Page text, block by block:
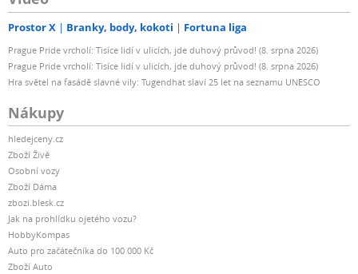
Prostor X Branky, body, kokoti Fortuna liga
Prague Pride vrcholí: Tisíce lidí v ulicích, jde duhový průvod! (8. srpna 2026)
Prague Pride vrcholí: Tisíce lidí v ulicích, jde duhový průvod! (8. srpna 2026)
Hra světel na fasádě slavné vily: Tugendhat slaví 25 let na seznamu UNESCO
Nákupy
hledejceny.cz
Zboží Živě
Osobní vozy
Zboží Dáma
zbozi.blesk.cz
Jak na prohlídku ojetého vozu?
HobbyKompas
Auto pro začátečníka do 100 000 Kč
Zboží Auto